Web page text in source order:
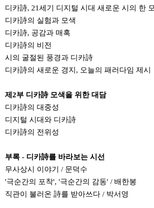
디카詩, 21세기 디지털 시대 새로운 시의 한
디카詩의 실험과 모색
디카詩, 공감과 매혹
디카詩의 비전
시의 굴절된 풍경과 디카詩
디카詩의 새로운 경지, 오늘의 패러다임 제시
제2부 디카詩 모색을 위한 대담
디카詩의 대중성
디지털 시대와 디카詩
디카詩의 전위성
부록 - 디카詩를 바라보는 시선
무사상시 이야기 / 문덕수
'극순간의 포착', '극순간의 감동' / 배한봉
직관이 불러온 詩를 받아쓰다 / 박서영